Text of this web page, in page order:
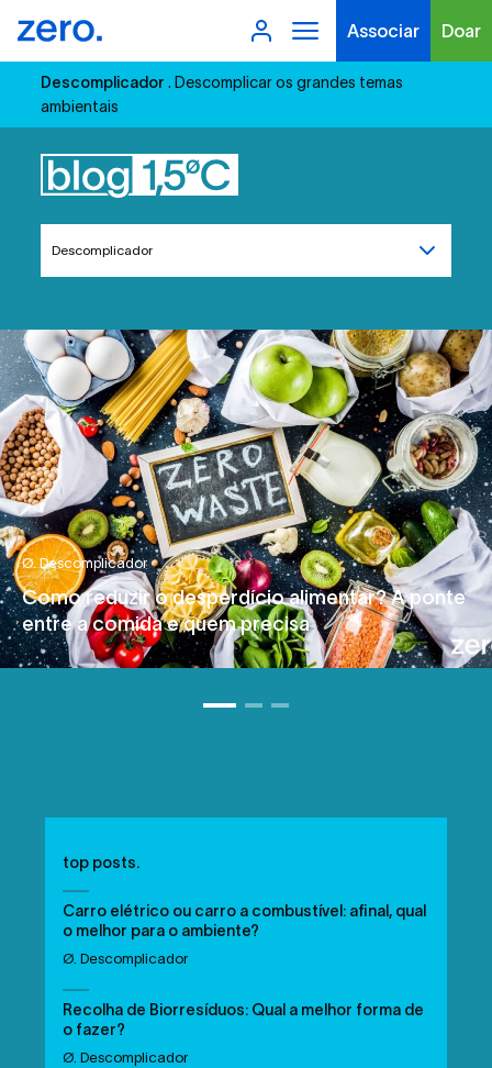
Associar Doar
Tipo de conteúdo
Filtros
Descomplicador. Descomplicar os grandes temas
ambientais
Descomplicador
Ø. Descomplicador
Como reduzir o desperdício alimentar? A ponte
entre a comida e quem precisa
top posts.
Carro elétrico ou carro a combustível: afinal, qual
o melhor para o ambiente?
Ø. Descomplicador
Recolha de Biorresíduos: Qual a melhor forma de
o fazer?
Ø. Descomplicador